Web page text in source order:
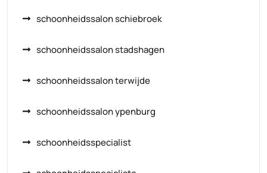
schoonheidssalon schiebroek
schoonheidssalon stadshagen
schoonheidssalon terwijde
schoonheidssalon ypenburg
schoonheidsspecialist